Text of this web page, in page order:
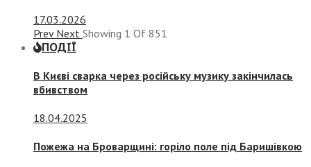
17.03.2026
Prev Next Showing 1 Of 851
ПОДІЇ
В Києві сварка через російську музику закінчилась
вбивством
18.04.2025
Пожежа на Броварщині: горіло поле під Баришівкою